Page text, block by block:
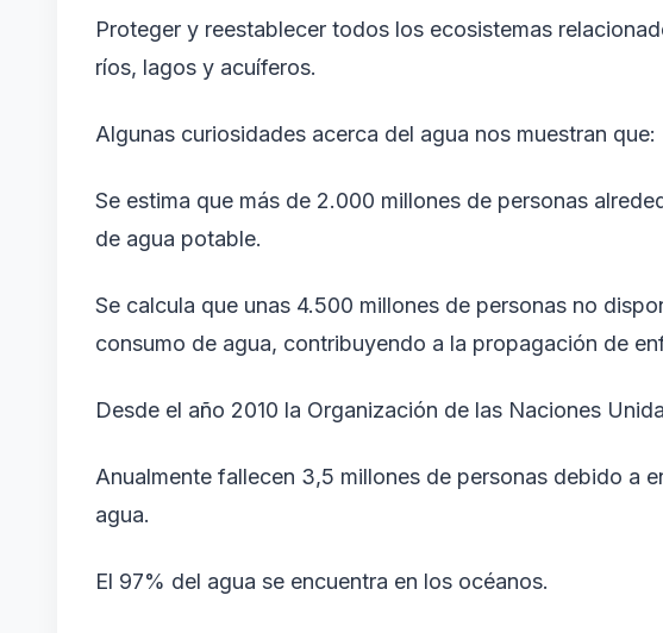
Proteger y reestablecer todos los ecosistemas
ríos, lagos y acuíferos.
Algunas curiosidades acerca del agua nos muestran que:
Se estima que más de 2.000 millones de personas
de agua potable.
Se calcula que unas 4.500 millones de personas no
consumo de agua, contribuyendo a la propagación de
Desde el año 2010 la Organización de las Naciones
Anualmente fallecen 3,5 millones de personas debido a
agua.
El 97% del agua se encuentra en los océanos.